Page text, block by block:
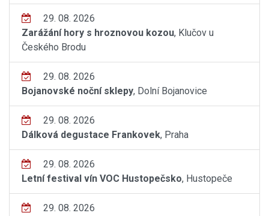
29. 08. 2026
Zarážání hory s hroznovou kozou, Klučov u
Českého Brodu
29. 08. 2026
Bojanovské noční sklepy, Dolní Bojanovice
29. 08. 2026
Dálková degustace Frankovek, Praha
29. 08. 2026
Letní festival vín VOC Hustopečsko, Hustopeče
29. 08. 2026